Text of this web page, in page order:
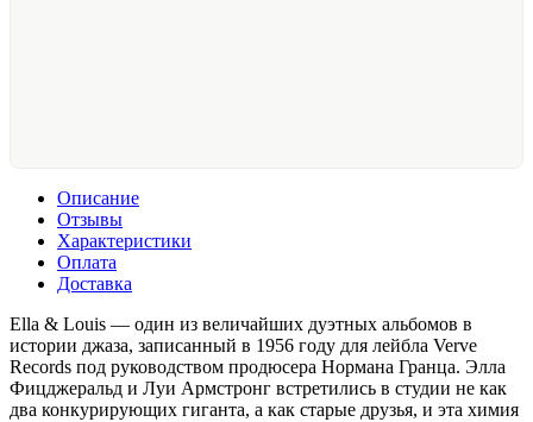
Описание
Отзывы
Характеристики
Оплата
Доставка
Ella & Louis — один из величайших дуэтных альбомов в
истории джаза, записанный в 1956 году для лейбла Verve
Records под руководством продюсера Нормана Гранца. Элла
Фицджеральд и Луи Армстронг встретились в студии не как
два конкурирующих гиганта, а как старые друзья, и эта химия